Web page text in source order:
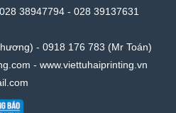
028 38947794 - 028 39137631
- 0918 176 783 (Mr Toán)
- www.viettuhaiprinting.vn